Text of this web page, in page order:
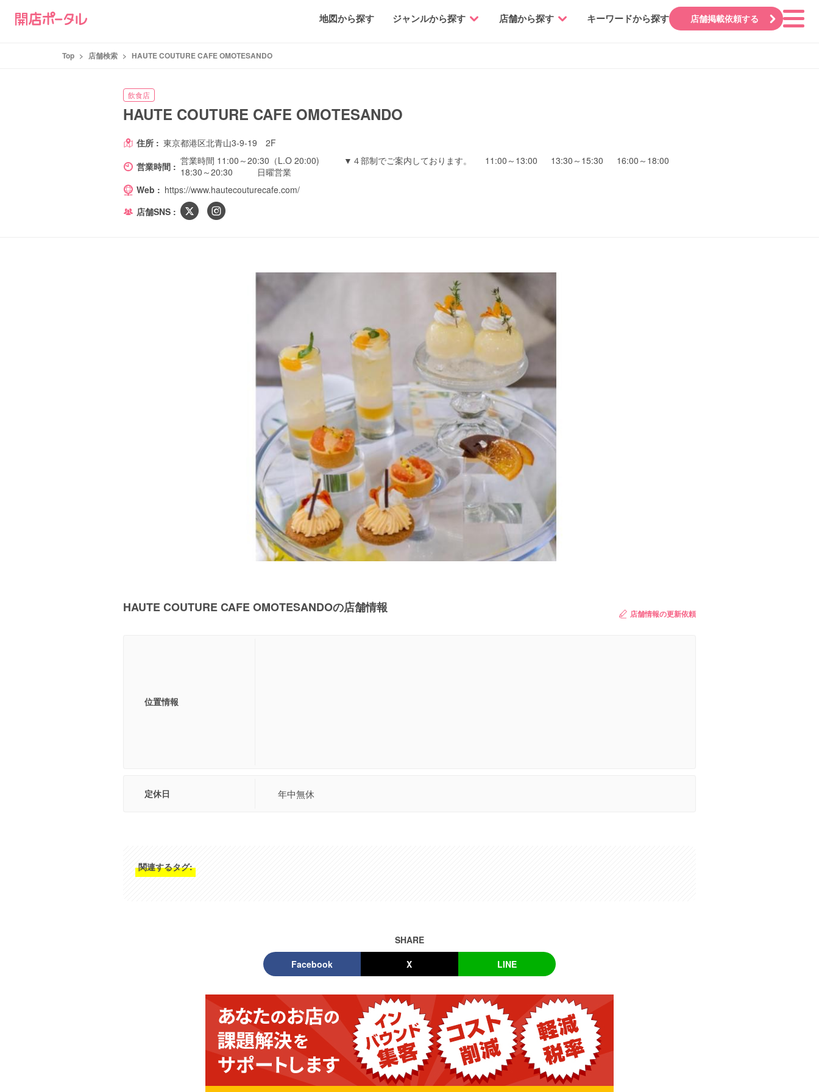
地図から探す ジャンルから探す 店舗から探す キーワードから探す 店舗掲載依頼する
Top > 店舗検索 > HAUTE COUTURE CAFE OMOTESANDO
飲食店
HAUTE COUTURE CAFE OMOTESANDO
住所 : 東京都港区北青山3-9-19 2F
営業時間 : 営業時間 11:00～20:30（L.O 20:00) ▼４部制でご案内しております。 11:00～13:00 13:30～15:30 16:00～18:00
18:30～20:30 日曜営業
Web : https://www.hautecouturecafe.com/
店舗SNS :
HAUTE COUTURE CAFE OMOTESANDOの店舗情報 店舗情報の更新依頼
位置情報
定休日 年中無休
関連するタグ:
SHARE
Facebook X LINE